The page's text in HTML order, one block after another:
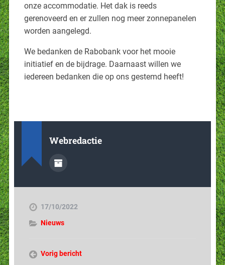
onze accommodatie. Het dak is reeds
gerenoveerd en er zullen nog meer zonnepanelen
worden aangelegd.
We bedanken de Rabobank voor het mooie
initiatief en de bijdrage. Daarnaast willen we
iedereen bedanken die op ons gestemd heeft!
Webredactie
17/10/2022
Nieuws
Vorig bericht